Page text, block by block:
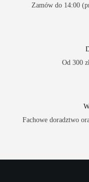
Zamów do 14:00
Od 300
Fachowe doradztwo